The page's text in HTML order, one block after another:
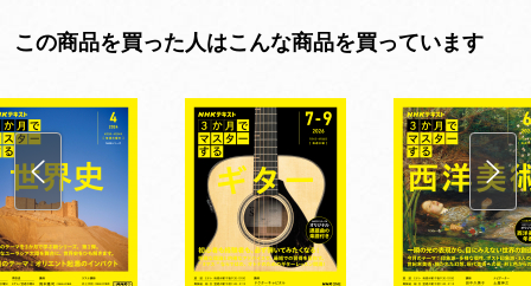
この商品を買った人はこんな商品を買っています